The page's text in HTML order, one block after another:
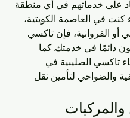
على خدماتهم في أي منطقة
كنت في العاصمة الكويتية،
أو الفروانية، فإن تاكسي
دائمًا في خدمتك. كما
تاكسي الصليبية في
والضواحي لتأمين نقل
والمركبات